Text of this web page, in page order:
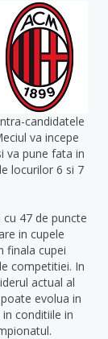
candidatele
va incepe
va pune fata in
locurilor 6 si 7
47 de puncte
in cupele
finala cupei
competitiei. In
actual al
evolua in
conditiile in